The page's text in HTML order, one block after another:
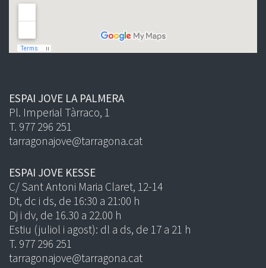
ESPAI JOVE LA PALMERA
Pl. Imperial Tàrraco, 1
T. 977 296 251
tarragonajove@tarragona.cat
ESPAI JOVE KESSE
C/ Sant Antoni Maria Claret, 12-14
Dt, dc i ds, de 16:30 a 21:00 h
Dj i dv, de 16.30 a 22.00 h
Estiu (juliol i agost): dl a ds, de 17 a 21 h
T. 977 296 251
tarragonajove@tarragona.cat